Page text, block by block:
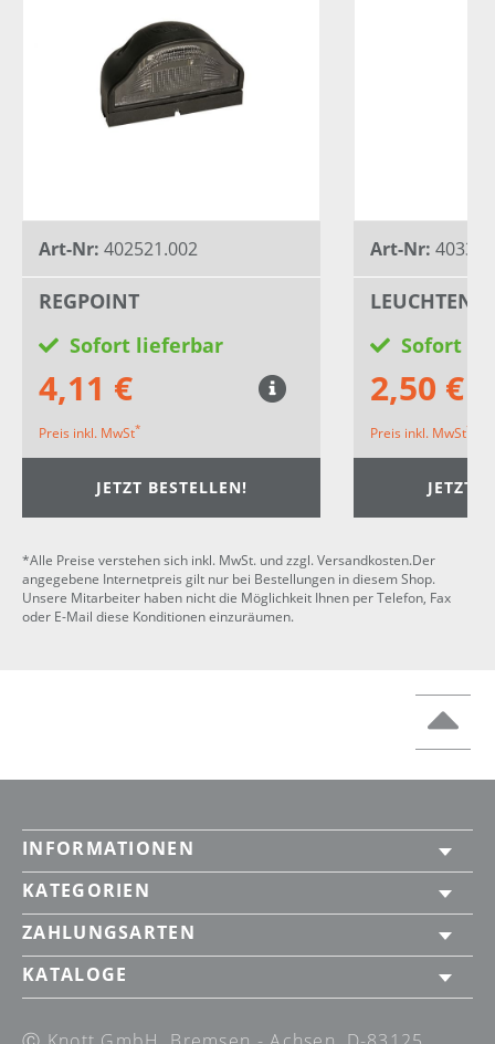
Art-Nr: 402521.002
REGPOINT
Sofort lieferbar
4,11 €
Preis inkl. MwSt*
JETZT BESTELLEN!
Art-Nr:
Sofort
2,50 €
Preis inkl. MwSt*
JETZT
*Alle Preise verstehen sich inkl. MwSt. und zzgl. Versandkosten.Der
angegebene Internetpreis gilt nur bei Bestellungen in diesem Shop.
Unsere Mitarbeiter haben nicht die Möglichkeit Ihnen per Telefon, Fax
oder E-Mail diese Konditionen einzuräumen.
INFORMATIONEN
KATEGORIEN
ZAHLUNGSARTEN
KATALOGE